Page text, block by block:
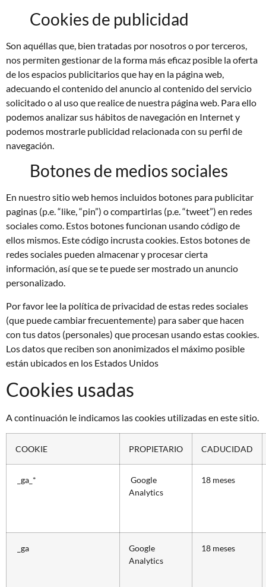
Cookies de publicidad
Son aquéllas que, bien tratadas por nosotros o por terceros,
nos permiten gestionar de la forma más eficaz posible la oferta
de los espacios publicitarios que hay en la página web,
adecuando el contenido del anuncio al contenido del servicio
solicitado o al uso que realice de nuestra página web. Para ello
podemos analizar sus hábitos de navegación en Internet y
podemos mostrarle publicidad relacionada con su perfil de
navegación.
Botones de medios sociales
En nuestro sitio web hemos incluidos botones para publicitar
paginas (p.e. “like, “pin”) o compartirlas (p.e. “tweet”) en redes
sociales como. Estos botones funcionan usando código de
ellos mismos. Este código incrusta cookies. Estos botones de
redes sociales pueden almacenar y procesar cierta
información, así que se te puede ser mostrado un anuncio
personalizado.
Por favor lee la política de privacidad de estas redes sociales
(que puede cambiar frecuentemente) para saber que hacen
con tus datos (personales) que procesan usando estas cookies.
Los datos que reciben son anonimizados el máximo posible
están ubicados en los Estados Unidos
Cookies usadas
A continuación le indicamos las cookies utilizadas en este sitio.
COOKIE PROPIETARIO CADUCIDAD
_ga_*
Google
Analytics
18 meses
_ga
Google
Analytics
18 meses